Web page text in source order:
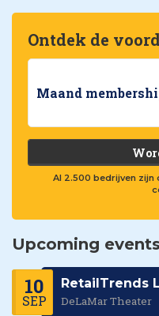
Ontdek de
Maand
Al 2.500 bedrijven zijn
Upcoming events
10
SEP
RetailTrends
DeLaMar Theater